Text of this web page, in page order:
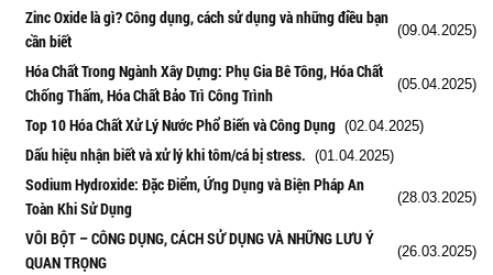
Zinc Oxide là gì? Công dụng, cách sử dụng và những điều bạn
cần biết
(09.04.2025)
Hóa Chất Trong Ngành Xây Dựng: Phụ Gia Bê Tông, Hóa Chất
Chống Thấm, Hóa Chất Bảo Trì Công Trình
(05.04.2025)
Top 10 Hóa Chất Xử Lý Nước Phổ Biến và Công Dụng (02.04.2025)
Dấu hiệu nhận biết và xử lý khi tôm/cá bị stress. (01.04.2025)
Sodium Hydroxide: Đặc Điểm, Ứng Dụng và Biện Pháp An
Toàn Khi Sử Dụng
(28.03.2025)
VÔI BỘT – CÔNG DỤNG, CÁCH SỬ DỤNG VÀ NHỮNG LƯU Ý
QUAN TRỌNG
(26.03.2025)